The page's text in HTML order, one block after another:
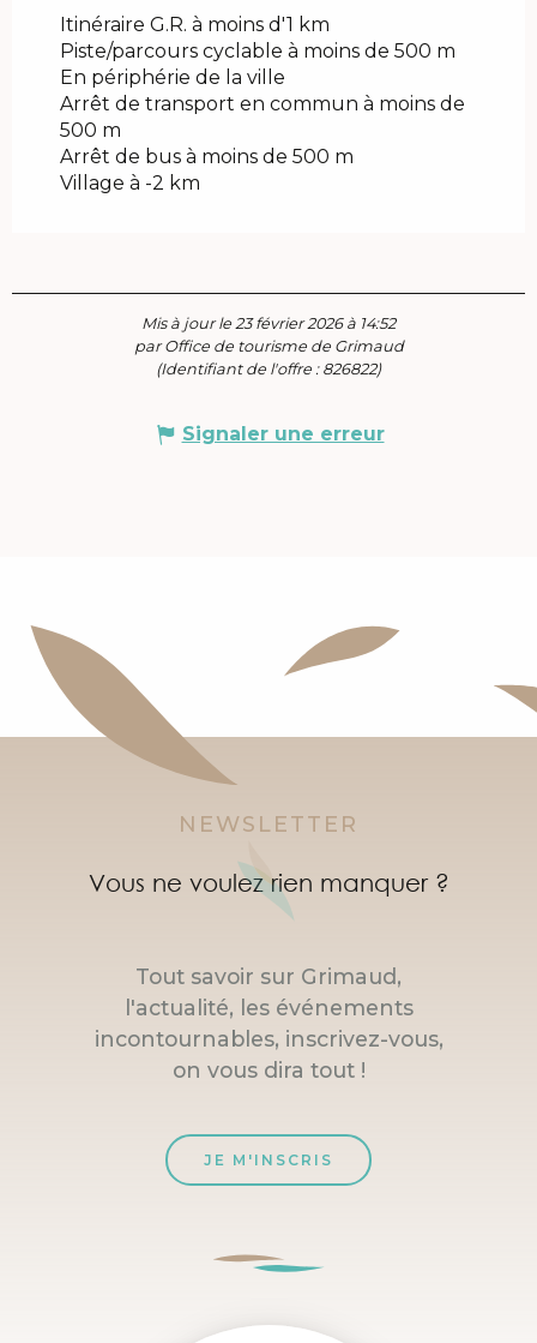
Itinéraire G.R. à moins d'1 km
Piste/parcours cyclable à moins de 500 m
En périphérie de la ville
Arrêt de transport en commun à moins de
500 m
Arrêt de bus à moins de 500 m
Village à -2 km
Mis à jour le 23 février 2026 à 14:52
par Office de tourisme de Grimaud
(Identifiant de l'offre : 826822)
Signaler une erreur
NEWSLETTER
Vous ne voulez rien manquer ?
Tout savoir sur Grimaud,
l'actualité, les événements
incontournables, inscrivez-vous,
on vous dira tout !
JE M'INSCRIS